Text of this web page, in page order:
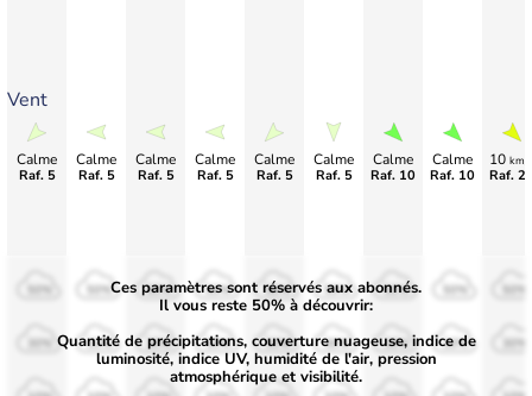
Vent
Calme
Raf. 5
Calme
Raf. 5
Calme
Raf. 5
Calme
Raf. 5
Calme
Raf. 5
Calme
Raf. 5
Calme
Raf. 10
Calme
Raf. 10
10 km/
Raf.
50%
30%
50%
30%
50%
30%
50%
30%
50%
30%
50%
30%
50%
30%
Ces paramètres sont réservés aux abonnés.
Il vous reste 50% à découvrir:
Quantité de précipitations, couverture nuageuse, indice de
luminosité, indice UV, humidité de l'air, pression
atmosphérique et visibilité.